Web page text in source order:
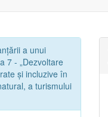
a unui
7 - „Dezvoltare
și incluzive în
a turismului